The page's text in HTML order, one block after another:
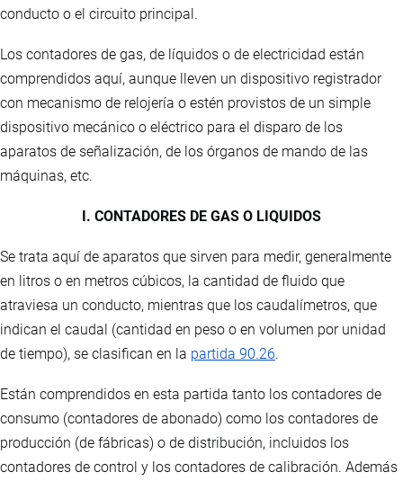
conducto o el circuito principal.
Los contadores de gas, de líquidos o de electricidad están
comprendidos aquí, aunque lleven un dispositivo registrador
con mecanismo de relojería o estén provistos de un simple
dispositivo mecánico o eléctrico para el disparo de los
aparatos de señalización, de los órganos de mando de las
máquinas, etc.
I. CONTADORES DE GAS O LIQUIDOS
Se trata aquí de aparatos que sirven para medir, generalmente
en litros o en metros cúbicos, la cantidad de fluido que
atraviesa un conducto, mientras que los caudalímetros, que
indican el caudal (cantidad en peso o en volumen por unidad
de tiempo), se clasifican en la partida 90.26.
Están comprendidos en esta partida tanto los contadores de
consumo (contadores de abonado) como los contadores de
producción (de fábricas) o de distribución, incluidos los
contadores de control y los contadores de calibración. Además